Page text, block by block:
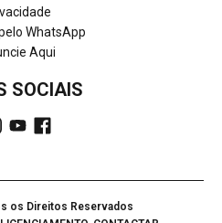
WhatsApp
Aqui
SOCIAIS
os Direitos Reservados